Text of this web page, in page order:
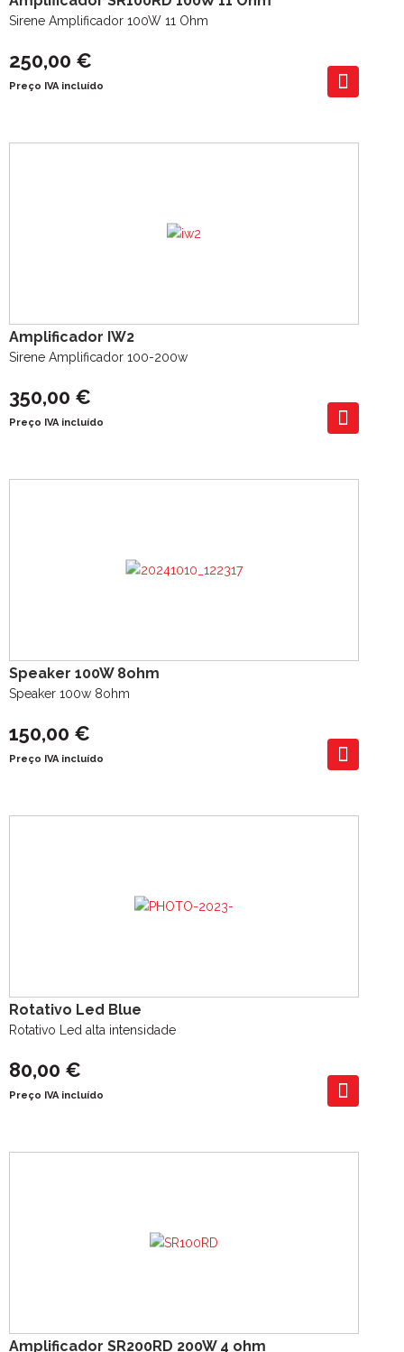
Sirene Amplificador 100W 11 Ohm
250,00 €
Preço IVA incluído
Amplificador IW2
Sirene Amplificador 100-200w
350,00 €
Preço IVA incluído
Speaker 100W 8ohm
Speaker 100w 8ohm
150,00 €
Preço IVA incluído
Rotativo Led Blue
Rotativo Led alta intensidade
80,00 €
Preço IVA incluído
Amplificador SR200RD 200W 4 ohm